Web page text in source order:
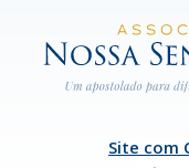
Site com